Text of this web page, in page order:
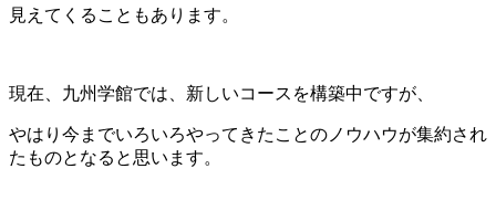
見えてくることもあります。
現在、九州学館では、新しいコースを構築中ですが、
やはり今までいろいろやってきたことのノウハウが集約され
たものとなると思います。